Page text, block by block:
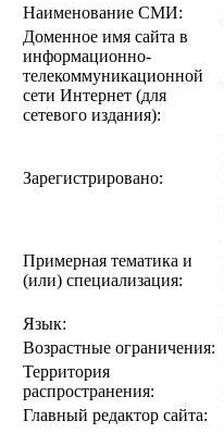
Наименование СМИ:
Доменное имя сайта в
информационно-
телекоммуникационной
сети Интернет (для
сетевого издания):
Зарегистрировано:
Примерная тематика и
(или) специализация:
Язык:
Возрастные ограничения:
Территория
распространения:
Главный редактор сайта: